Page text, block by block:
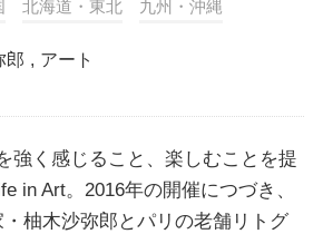
北海道・東北 九州・沖縄
郎 , アート
強く感じること、楽しむことを提
in Art。2016年の開催につづき、
柚木沙弥郎とパリの老舗リトグ